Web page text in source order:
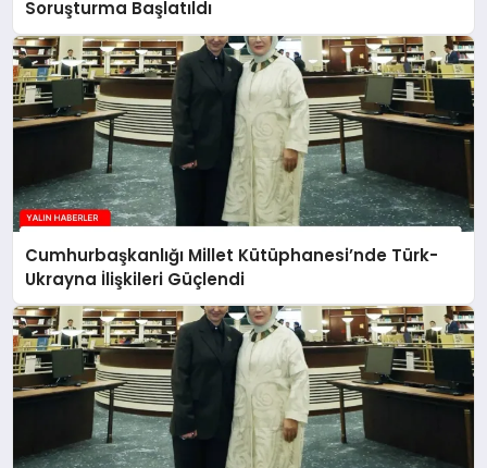
Soruşturma Başlatıldı
Cumhurbaşkanlığı Millet Kütüphanesi’nde Türk-
Ukrayna İlişkileri Güçlendi